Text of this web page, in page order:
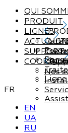
QUI
PRODUIT
Par
LIGNES
SUPPORT
Nos
FR
EN
UA
RU